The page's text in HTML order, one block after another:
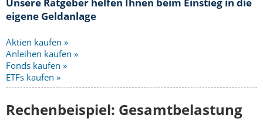
Unsere Ratgeber helfen Ihnen beim Einstieg in die
eigene Geldanlage
Aktien kaufen »
Anleihen kaufen »
Fonds kaufen »
ETFs kaufen »
Rechenbeispiel: Gesamtbelastung